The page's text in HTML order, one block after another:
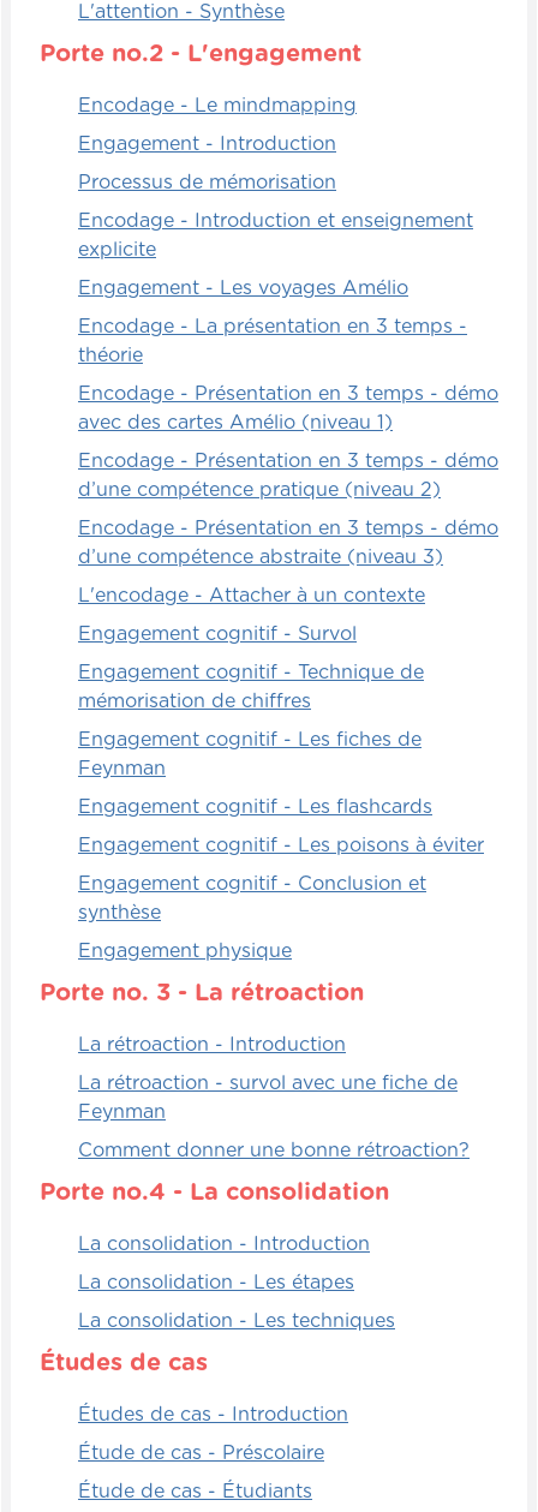
L'attention - Synthèse
Porte no.2 - L'engagement
Encodage - Le mindmapping
Engagement - Introduction
Processus de mémorisation
Encodage - Introduction et enseignement
explicite
Engagement - Les voyages Amélio
Encodage - La présentation en 3 temps -
théorie
Encodage - Présentation en 3 temps - démo
avec des cartes Amélio (niveau 1)
Encodage - Présentation en 3 temps - démo
d’une compétence pratique (niveau 2)
Encodage - Présentation en 3 temps - démo
d’une compétence abstraite (niveau 3)
L'encodage - Attacher à un contexte
Engagement cognitif - Survol
Engagement cognitif - Technique de
mémorisation de chiffres
Engagement cognitif - Les fiches de
Feynman
Engagement cognitif - Les flashcards
Engagement cognitif - Les poisons à éviter
Engagement cognitif - Conclusion et
synthèse
Engagement physique
Porte no. 3 - La rétroaction
La rétroaction - Introduction
La rétroaction - survol avec une fiche de
Feynman
Comment donner une bonne rétroaction?
Porte no.4 - La consolidation
La consolidation - Introduction
La consolidation - Les étapes
La consolidation - Les techniques
Études de cas
Études de cas - Introduction
Étude de cas - Préscolaire
Étude de cas - Étudiants